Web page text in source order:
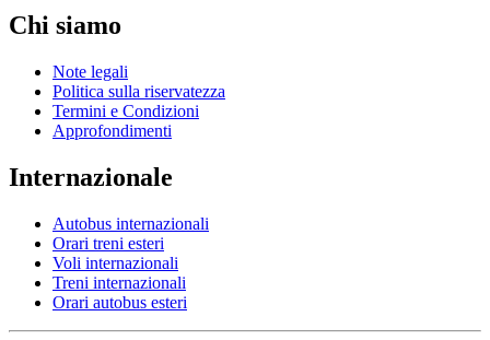
Chi siamo
Note legali
Politica sulla riservatezza
Termini e Condizioni
Approfondimenti
Internazionale
Autobus internazionali
Orari treni esteri
Voli internazionali
Treni internazionali
Orari autobus esteri